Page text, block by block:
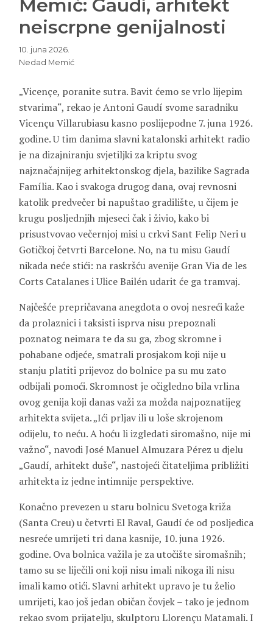
Memić: Gaudí, arhitekt
neiscrpne genijalnosti
10. juna 2026.
Nedad Memić
„Vicençe, poranite sutra. Bavit ćemo se vrlo lijepim
stvarima“, rekao je Antoni Gaudí svome saradniku
Vicençu Villarubiasu kasno poslijepodne 7. juna 1926.
godine. U tim danima slavni katalonski arhitekt radio
je na dizajniranju svjetiljki za kriptu svog
najznačajnijeg arhitektonskog djela, bazilike Sagrada
Família. Kao i svakoga drugog dana, ovaj revnosni
katolik predvečer bi napuštao gradilište, u čijem je
krugu posljednjih mjeseci čak i živio, kako bi
prisustvovao večernjoj misi u crkvi Sant Felip Neri u
Gotičkoj četvrti Barcelone. No, na tu misu Gaudí
nikada neće stići: na raskršću avenije Gran Via de les
Corts Catalanes i Ulice Bailén udarit će ga tramvaj.
Najčešće prepričavana anegdota o ovoj nesreći kaže
da prolaznici i taksisti isprva nisu prepoznali
poznatog neimara te da su ga, zbog skromne i
pohabane odjeće, smatrali prosjakom koji nije u
stanju platiti prijevoz do bolnice pa su mu zato
odbijali pomoći. Skromnost je očigledno bila vrlina
ovog genija koji danas važi za možda najpoznatijeg
arhitekta svijeta. „Ići prljav ili u loše skrojenom
odijelu, to neću. A hoću li izgledati siromašno, nije mi
važno“, navodi José Manuel Almuzara Pérez u djelu
„Gaudí, arhitekt duše“, nastojeći čitateljima približiti
arhitekta iz jedne intimnije perspektive.
Konačno prevezen u staru bolnicu Svetoga križa
(Santa Creu) u četvrti El Raval, Gaudí će od posljedica
nesreće umrijeti tri dana kasnije, 10. juna 1926.
godine. Ova bolnica važila je za utočište siromašnih;
tamo su se liječili oni koji nisu imali nikoga ili nisu
imali kamo otići. Slavni arhitekt upravo je tu želio
umrijeti, kao još jedan običan čovjek – tako je jednom
rekao svom prijatelju, skulptoru Llorençu Matamali. I